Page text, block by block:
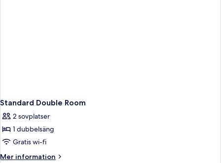
Standard Double Room
2 sovplatser
1 dubbelsäng
Gratis wi-fi
Mer information
Mer